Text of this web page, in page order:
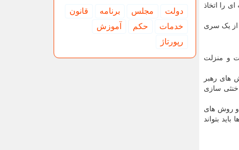
را اتخاذ
از یک سری
و منزلت
های رهبر
خنثی سازی
و روش های
بتواند
دولت مجلس برنامه
قانون
خدمات
حكم
آموزش
رپورتاژ